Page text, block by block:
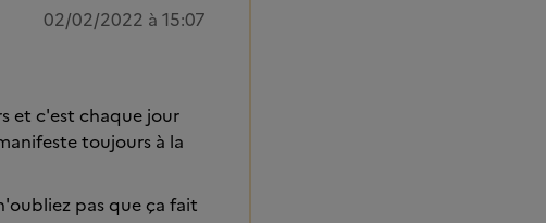
02/02/2022 à 15:07
et c'est chaque jour
toujours à la
pas que ça fait